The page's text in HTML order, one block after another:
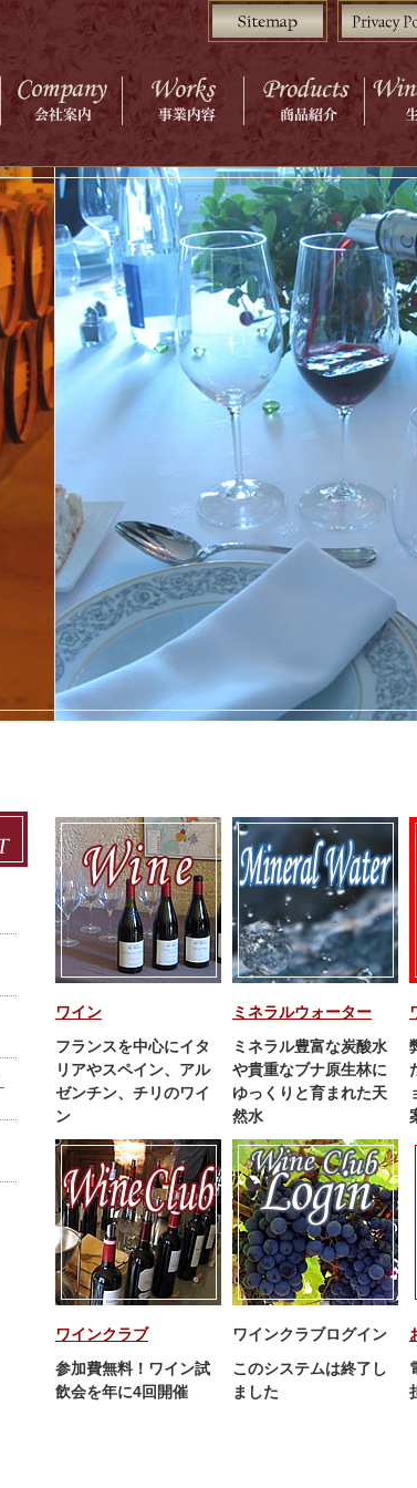
ワイン ミネラルウォーター
フランスを中心にイタ
リアやスペイン、アル
ゼンチン、チリのワイ
ン
ミネラル豊富な炭酸水
や貴重なブナ原生林に
ゆっくりと育まれた天
然水
ワインクラブ ワインクラブログイン
参加費無料！ワイン試
飲会を年に4回開催
このシステムは終了し
ました